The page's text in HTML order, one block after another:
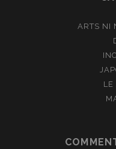
ARTS NI
LE